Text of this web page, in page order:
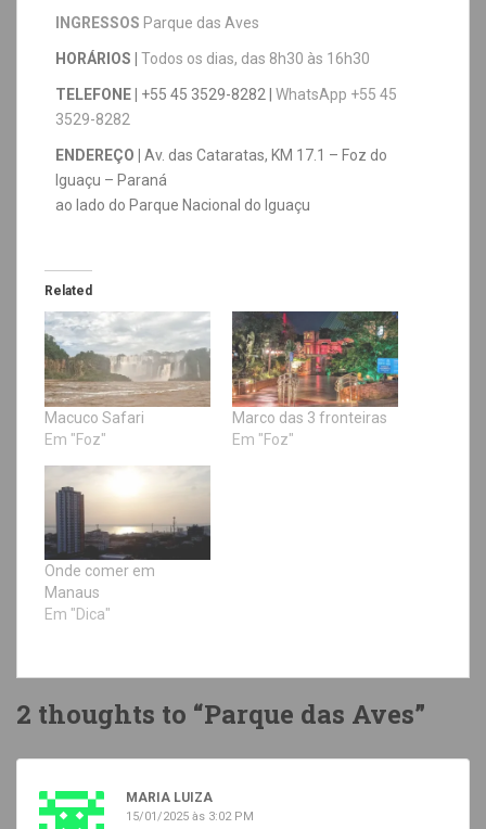
INGRESSOS Parque das Aves
HORÁRIOS | Todos os dias, das 8h30 às 16h30
TELEFONE | +55 45 3529-8282 | WhatsApp +55 45
3529-8282
ENDEREÇO | Av. das Cataratas, KM 17.1 – Foz do
Iguaçu – Paraná
ao lado do Parque Nacional do Iguaçu
Related
Macuco Safari
Em "Foz"
Marco das 3 fronteiras
Em "Foz"
Onde comer em
Manaus
Em "Dica"
2 thoughts to “Parque das Aves”
MARIA LUIZA
15/01/2025 às 3:02 PM